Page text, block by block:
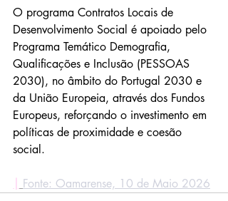
O programa Contratos Locais de
Desenvolvimento Social é apoiado pelo
Programa Temático Demografia,
Qualificações e Inclusão (PESSOAS
2030), no âmbito do Portugal 2030 e
da União Europeia, através dos Fundos
Europeus, reforçando o investimento em
políticas de proximidade e coesão
social.
Fonte: Oamarense, 10 de Maio 2026